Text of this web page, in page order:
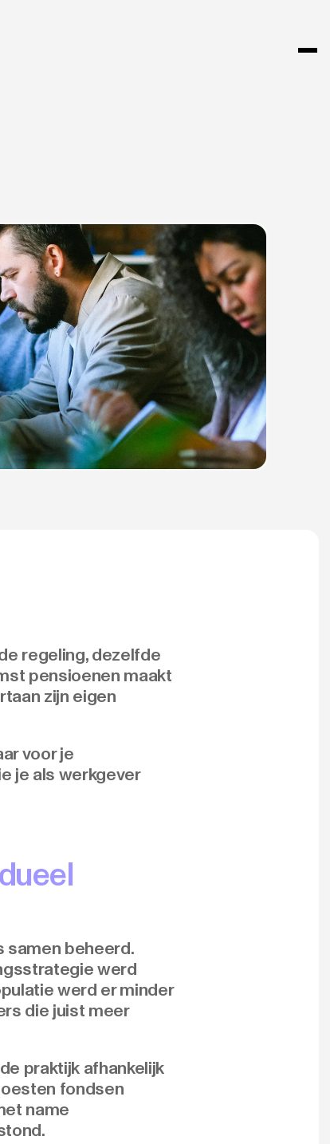
regeling, dezelfde
pensioenen maakt
zijn eigen
voor je
je als werkgever
samen beheerd.
werd
werd er minder
die juist meer
praktijk afhankelijk
fondsen
name